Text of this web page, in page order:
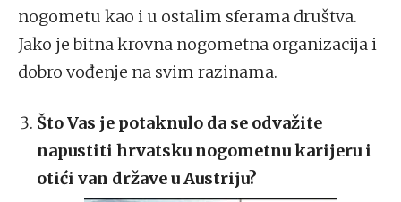
nogometu kao i u ostalim sferama društva.
Jako je bitna krovna nogometna organizacija i
dobro vođenje na svim razinama.
Što Vas je potaknulo da se odvažite
napustiti hrvatsku nogometnu karijeru i
otići van države u Austriju?